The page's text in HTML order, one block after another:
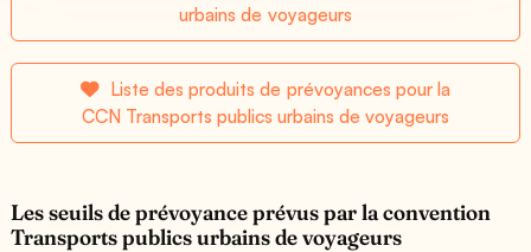
urbains de voyageurs
Liste des produits de prévoyances pour la
CCN Transports publics urbains de voyageurs
Les seuils de prévoyance prévus par la convention
Transports publics urbains de voyageurs